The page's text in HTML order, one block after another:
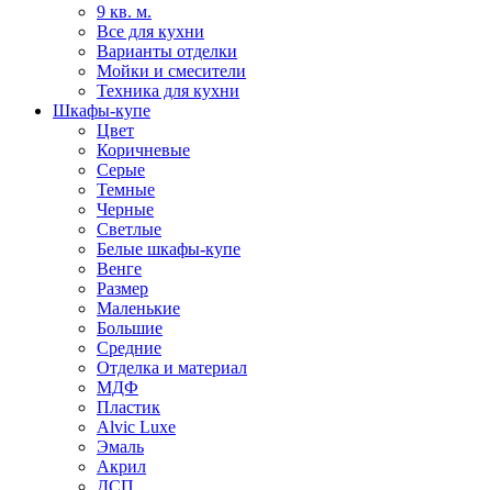
9 кв. м.
Все для кухни
Варианты отделки
Мойки и смесители
Техника для кухни
Шкафы-купе
Цвет
Коричневые
Серые
Темные
Черные
Светлые
Белые шкафы-купе
Венге
Размер
Маленькие
Большие
Средние
Отделка и материал
МДФ
Пластик
Alvic Luxe
Эмаль
Акрил
ДСП